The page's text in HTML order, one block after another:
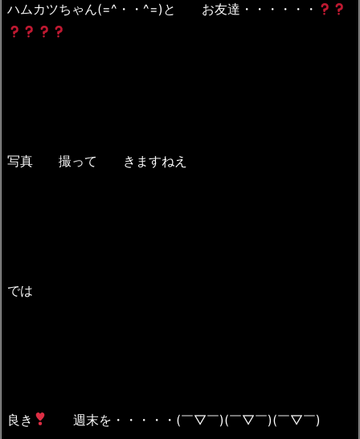
ハムカツちゃん(=^・・^=)と お友達・・・・・・
写真 撮って きますねえ
では
良き 週末を・・・・・(￣▽￣)(￣▽￣)(￣▽￣)